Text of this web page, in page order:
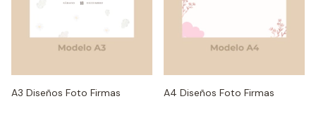
A3 Diseños Foto Firmas A4 Diseños Foto Firmas